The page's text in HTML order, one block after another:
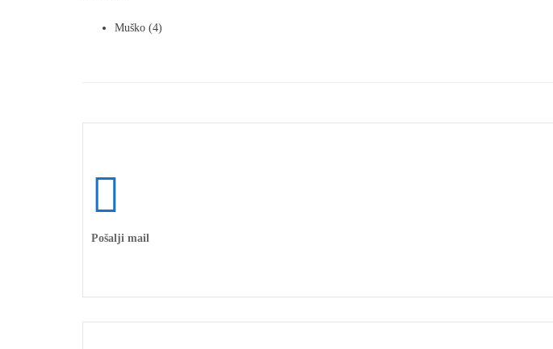
Muško (4)
Pošalji mail